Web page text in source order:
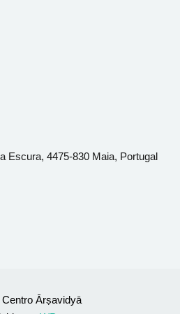
Escura, 4475-830 Maia, Portugal
Ārṣavidyā